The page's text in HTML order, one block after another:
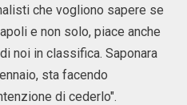
che vogliono sapere se
e non solo, piace anche
noi in classifica. Saponara
sta facendo
di cederlo".